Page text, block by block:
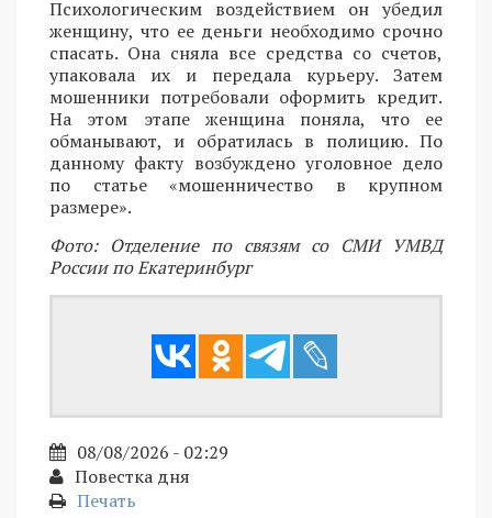
Психологическим воздействием он убедил
женщину, что ее деньги необходимо срочно
спасать. Она сняла все средства со счетов,
упаковала их и передала курьеру. Затем
мошенники потребовали оформить кредит.
На этом этапе женщина поняла, что ее
обманывают, и обратилась в полицию. По
данному факту возбуждено уголовное дело
по статье «мошенничество в крупном
размере».
Фото: Отделение по связям со СМИ УМВД
России по Екатеринбург
08/08/2026 - 02:29
Повестка дня
Печать